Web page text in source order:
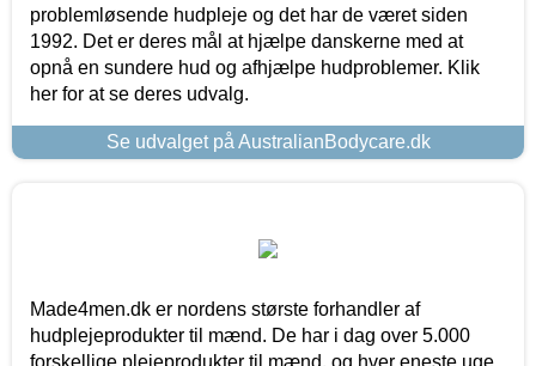
problemløsende hudpleje og det har de været siden
1992. Det er deres mål at hjælpe danskerne med at
opnå en sundere hud og afhjælpe hudproblemer. Klik
her for at se deres udvalg.
Se udvalget på AustralianBodycare.dk
Made4men.dk er nordens største forhandler af
hudplejeprodukter til mænd. De har i dag over 5.000
forskellige plejeprodukter til mænd, og hver eneste uge